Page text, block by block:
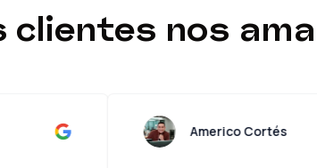
nos